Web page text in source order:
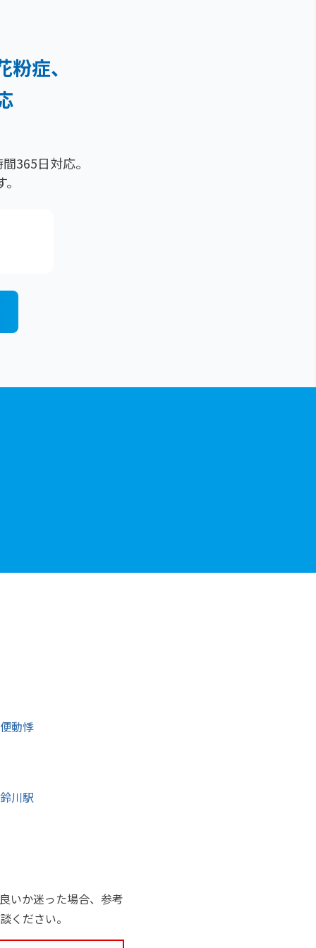
症、
365日対応。
動悸
川駅
いか迷った場合、参考
ください。